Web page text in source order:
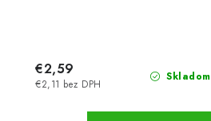
Skladom
€2,11 bez DPH
€2,59